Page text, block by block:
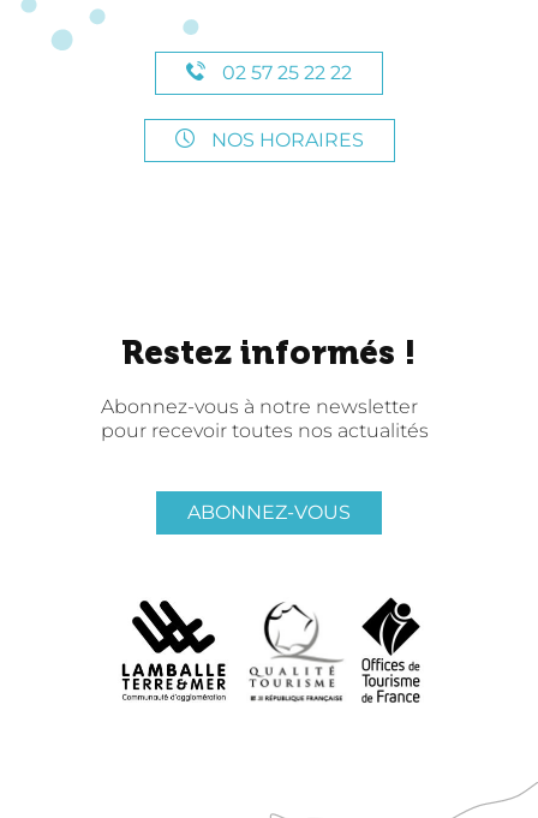
02 57 25 22 22
NOS HORAIRES
Restez informés !
Abonnez-vous à notre newsletter
pour recevoir toutes nos actualités
ABONNEZ-VOUS